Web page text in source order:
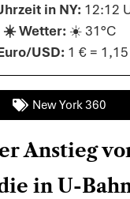
12:12
☀️ 31°C
1 € =
New York 360
Anstieg
in U-